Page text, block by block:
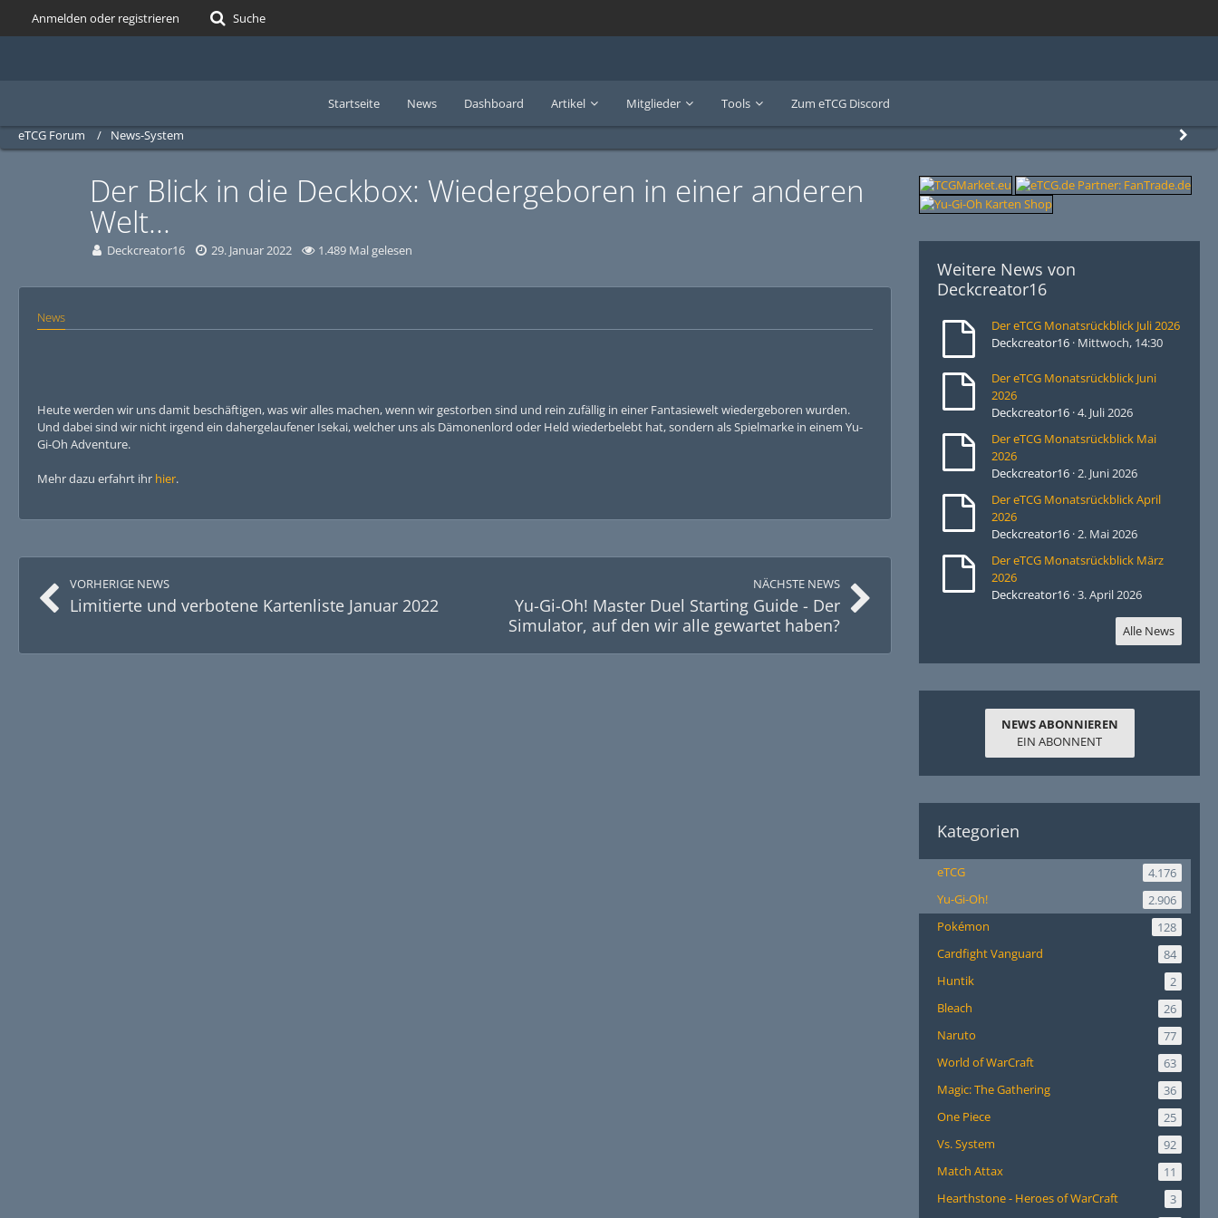
Anmelden oder registrieren Suche
Startseite News Dashboard Artikel Mitglieder Tools
Zum eTCG Discord
eTCG Forum
News-System
Der Blick in die Deckbox: Wiedergeboren in einer anderen
Welt...
Deckcreator16 29. Januar 2022 1.489 Mal gelesen
News
Heute werden wir uns damit beschäftigen, was wir alles machen, wenn wir gestorben sind und rein zufällig in einer Fantasiewelt wiedergeboren wurden.
Und dabei sind wir nicht irgend ein dahergelaufener Isekai, welcher uns als Dämonenlord oder Held wiederbelebt hat, sondern als Spielmarke in einem Yu-
Gi-Oh Adventure.
Mehr dazu erfahrt ihr hier.
VORHERIGE NEWS
Limitierte und verbotene Kartenliste Januar 2022
NÄCHSTE NEWS
Yu-Gi-Oh! Master Duel Starting Guide - Der
Simulator, auf den wir alle gewartet haben?
Weitere News von
Deckcreator16
Der eTCG Monatsrückblick Juli 2026
Deckcreator16 Mittwoch, 14:30
Der eTCG Monatsrückblick Juni
2026
Deckcreator16 4. Juli 2026
Der eTCG Monatsrückblick Mai
2026
Deckcreator16 2. Juni 2026
Der eTCG Monatsrückblick April
2026
Deckcreator16 2. Mai 2026
Der eTCG Monatsrückblick März
2026
Deckcreator16 3. April 2026
Alle News
NEWS ABONNIEREN
EIN ABONNENT
Kategorien
eTCG
4.176
Yu-Gi-Oh!
2.906
Pokémon
128
Cardfight Vanguard
84
Huntik
2
Bleach
26
Naruto
77
World of WarCraft
63
Magic: The Gathering
36
One Piece
25
Vs. System
92
Match Attax
11
Hearthstone - Heroes of WarCraft
3